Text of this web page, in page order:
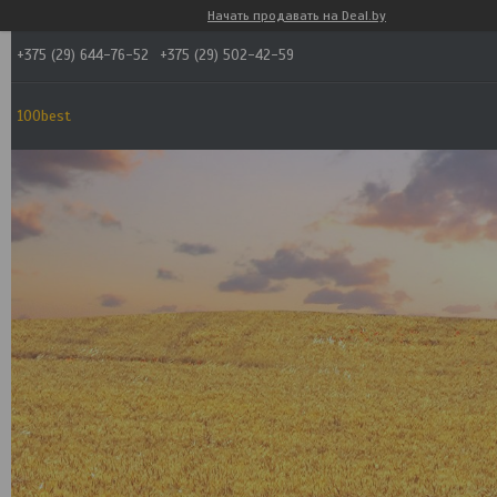
Начать продавать на Deal.by
+375 (29) 644-76-52 +375 (29) 502-42-59
100best